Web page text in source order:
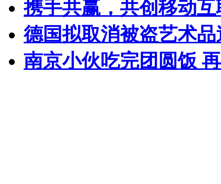
携手共赢，共创移动
德国拟取消被盗艺术
南京小伙吃完团圆饭